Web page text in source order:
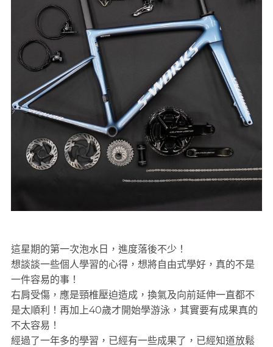
這星期的第一次泡水日，進度落後不少！
想談談一些個人學習的心得，想將自由式學好，真的不是
一件容易的事！
右肩受傷，應是頸椎壓迫造成，換氣及向前延伸一直都不
是太順利！再加上40歲才開始學游泳，其實要有成果真的
不太容易！
經過了一年多的學習，已經有一些成果了，已經知道放鬆